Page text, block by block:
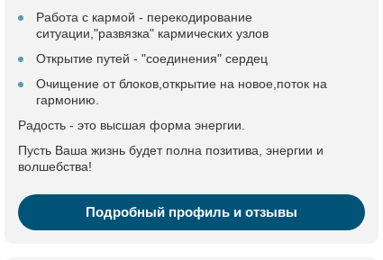
Работа с кармой - перекодирование
ситуации,"развязка" кармических узлов
Открытие путей - "соединения" сердец
Очищение от блоков,открытие на новое,поток на
гармонию.
Радость - это высшая форма энергии.
Пусть Ваша жизнь будет полна позитива, энергии и
волшебства!
Подробный профиль и отзывы